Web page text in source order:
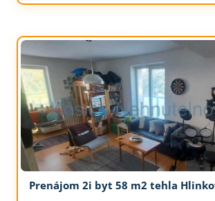
Prenájom 2i byt 58 m2 tehla